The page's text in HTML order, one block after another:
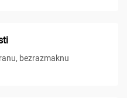
bezrazmaknu